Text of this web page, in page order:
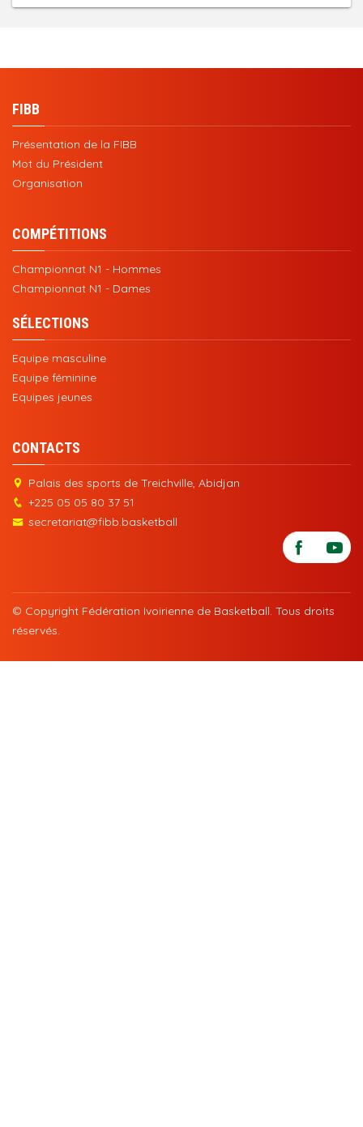
FIBB
Présentation de la FIBB
Mot du Président
Organisation
COMPÉTITIONS
Championnat N1 - Hommes
Championnat N1 - Dames
SÉLECTIONS
Equipe masculine
Equipe féminine
Equipes jeunes
CONTACTS
Palais des sports de Treichville, Abidjan
+225 05 05 80 37 51
secretariat@fibb.basketball
© Copyright Fédération Ivoirienne de Basketball. Tous droits
réservés.